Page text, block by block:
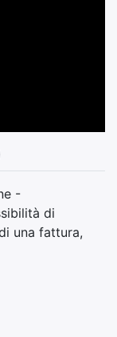
-
di
una fattura,